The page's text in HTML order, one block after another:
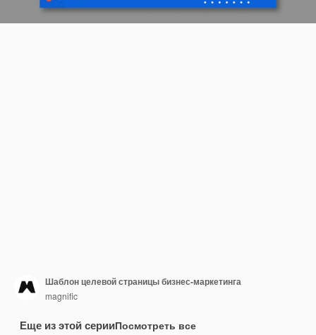
Шаблон целевой страницы бизнес-маркетинга
magnific
Еще из этой серииПосмотреть все